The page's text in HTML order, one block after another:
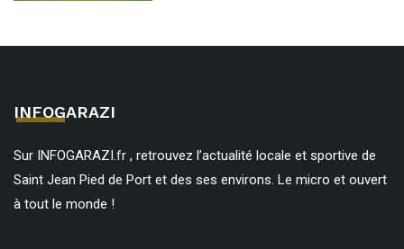
INFOGARAZI
Sur INFOGARAZI.fr , retrouvez l’actualité locale et sportive de
Saint Jean Pied de Port et des ses environs. Le micro et ouvert
à tout le monde !